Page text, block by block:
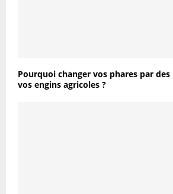
Pourquoi changer vos phares par
vos engins agricoles ?